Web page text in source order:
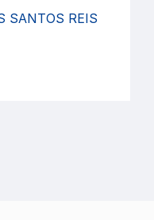
SANTOS REIS